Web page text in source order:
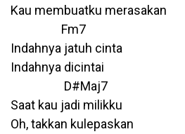
Kau membuatku merasakan
Fm7
Indahnya jatuh cinta
Indahnya dicintai
D#Maj7
Saat kau jadi milikku
Oh, takkan kulepaskan